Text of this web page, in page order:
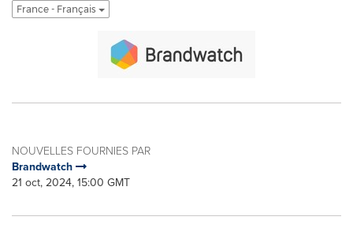
France - Français
NOUVELLES FOURNIES PAR
Brandwatch
21 oct, 2024, 15:00 GMT